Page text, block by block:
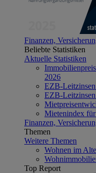
Finanzen,
Beliebte Statistiken
Aktuelle Statistiken
2026
EZB-
EZB-
Mietenindex
Finanzen,
Themen
Weitere Themen
Wohnen im
Top Report